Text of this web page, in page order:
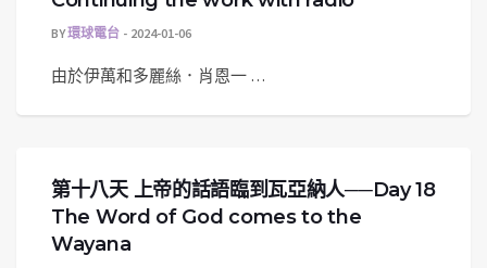
BY環球電台 2024-01-06
由於伊萬和多麗絲．肖恩一 …
第十八天 上帝的話語臨到瓦亞納人──Day 18
The Word of God comes to the
Wayana